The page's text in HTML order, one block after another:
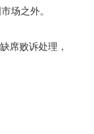
场之外。
席败诉处理，